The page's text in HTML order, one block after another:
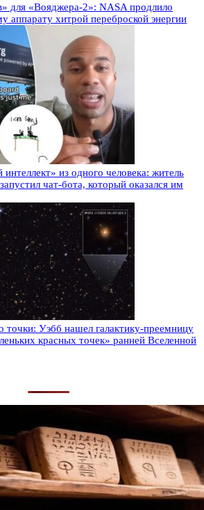
для «Вояджера-2»: NASA продлило
аппарату хитрой переброской энергии
из одного человека: житель
чат-бота, который оказался им
точки: Уэбб нашел галактику-преемницу
красных точек» ранней Вселенной